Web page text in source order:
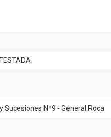
Nº9 - General Roca